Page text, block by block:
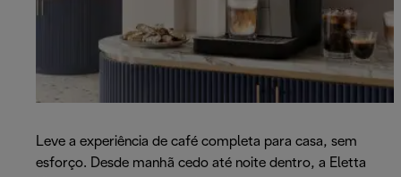
Leve a experiência de café completa para casa, sem
esforço. Desde manhã cedo até noite dentro, a Eletta